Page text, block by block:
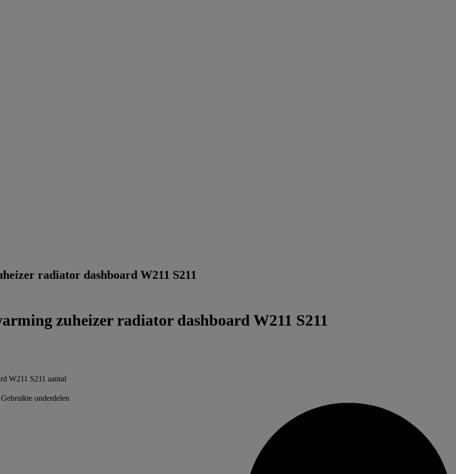
radiator dashboard W211 S211
zuheizer radiator dashboard W211 S211
W211 S211 aantal
Gebruikte onderdelen